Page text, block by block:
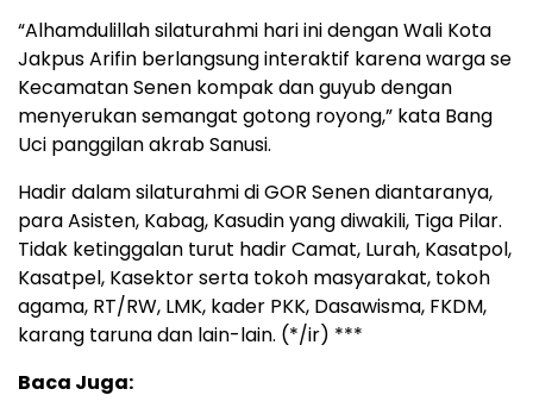
“Alhamdulillah silaturahmi hari ini dengan Wali Kota
Jakpus Arifin berlangsung interaktif karena warga se
Kecamatan Senen kompak dan guyub dengan
menyerukan semangat gotong royong,” kata Bang
Uci panggilan akrab Sanusi.
Hadir dalam silaturahmi di GOR Senen diantaranya,
para Asisten, Kabag, Kasudin yang diwakili, Tiga Pilar.
Tidak ketinggalan turut hadir Camat, Lurah, Kasatpol,
Kasatpel, Kasektor serta tokoh masyarakat, tokoh
agama, RT/RW, LMK, kader PKK, Dasawisma, FKDM,
karang taruna dan lain-lain. (*/ir) ***
Baca Juga: